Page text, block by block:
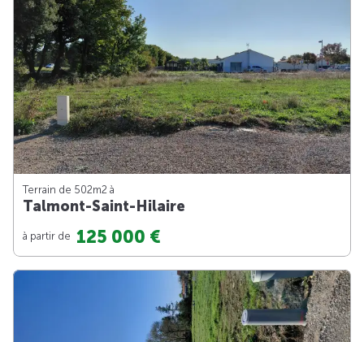
Terrain de 502m2 à
Talmont-Saint-Hilaire
à partir de 125 000 €